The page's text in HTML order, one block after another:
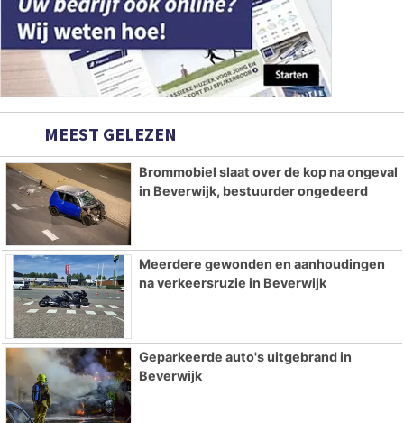
MEEST GELEZEN
Brommobiel slaat over de kop na ongeval
in Beverwijk, bestuurder ongedeerd
Meerdere gewonden en aanhoudingen
na verkeersruzie in Beverwijk
Geparkeerde auto's uitgebrand in
Beverwijk